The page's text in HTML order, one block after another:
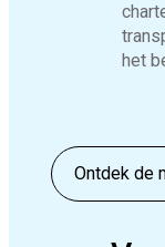
het
Ontdek de